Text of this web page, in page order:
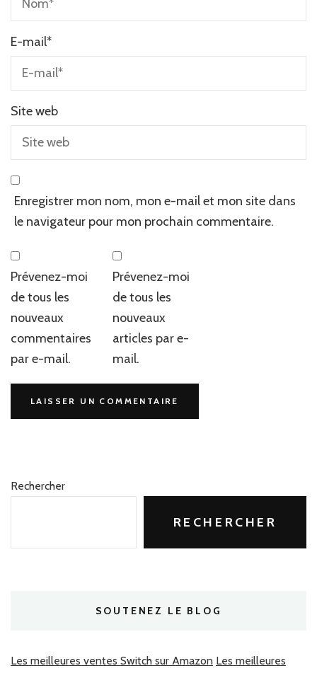
E-mail*
Site web
Enregistrer mon nom, mon e-mail et mon site dans
le navigateur pour mon prochain commentaire.
Prévenez-moi
de tous les
nouveaux
commentaires
par e-mail.
Prévenez-moi
de tous les
nouveaux
articles par e-
mail.
Rechercher
RECHERCHER
SOUTENEZ LE BLOG
Les meilleures ventes Switch sur Amazon Les meilleures